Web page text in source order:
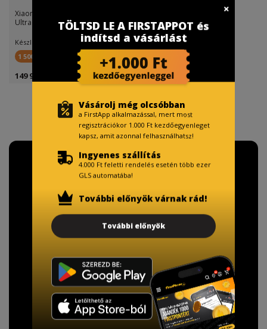
Xiaomi Mi Robot Vacuum Mop 2
Ultra Black Blister
Készletinfó:
1 500 FirstPont
149 990 Ft
TISZTELT VÁSÁRLÓNK!
TÖLTSD LE A FIRSTAPPOT és
indítsd a vásárlást
Vásárolj még olcsóbban
a FirstApp alkalmazással, mert most
regisztrációkor 1.000 Ft kezdőegyenleget
kapsz, amit azonnal felhasználhatsz!
Ingyenes szállítás
4.000 Ft feletti rendelés esetén több ezer
GLS automatába!
További előnyök várnak rád!
További előnyök